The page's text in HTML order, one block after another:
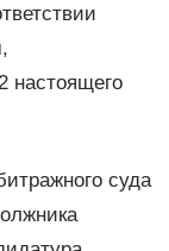
настоящего
суда